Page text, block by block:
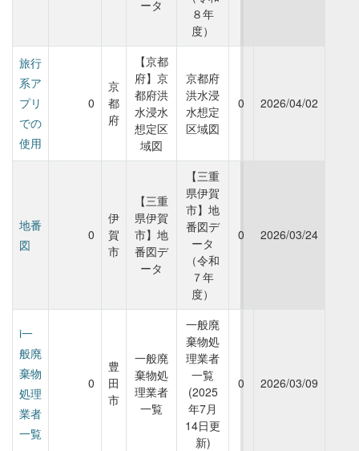
ータ
８年
度）
旅行
系ア
プリ
での
使用
0
京
都
府
【京都
府】京
都府洪
水浸水
想定区
域図
京都府
洪水浸
水想定
区域図
0 2026/04/02
地番
図
0
伊
賀
市
【三重
県伊賀
市】地
番図デ
ータ
【三重
県伊賀
市】地
番図デ
ータ
（令和
７年
度）
0 2026/03/24
i一
般廃
棄物
処理
業者
一覧
0
豊
田
市
一般廃
棄物処
理業者
一覧
一般廃
棄物処
理業者
一覧
(2025
年7月
14日更
新)
0 2026/03/09